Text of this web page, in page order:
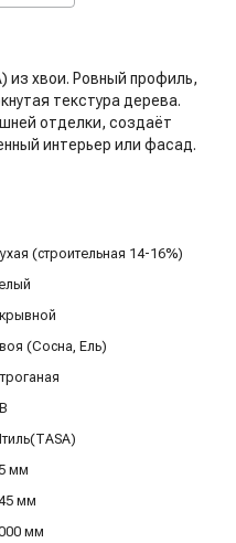
из хвои. Ровный профиль,
текстура дерева.
отделки, создаёт
интерьер или фасад.
(строительная 14-16%)
(Сосна, Ель)
мм
мм
мм